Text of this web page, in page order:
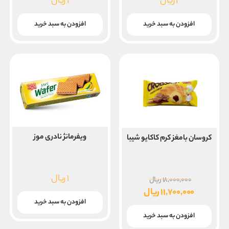
افزودن به سبد خرید افزودن به سبد خرید
کروسان بامغز کرم کاکایو شیبا
۱۸,۰۰۰,۰۰۰ریال
اصلی
بود.
۱۱,۷۰۰,۰۰۰ریال
فعلی
افزودن به سبد خرید
ویفرمانژ نادری موز
۱ریال
افزودن به سبد خرید